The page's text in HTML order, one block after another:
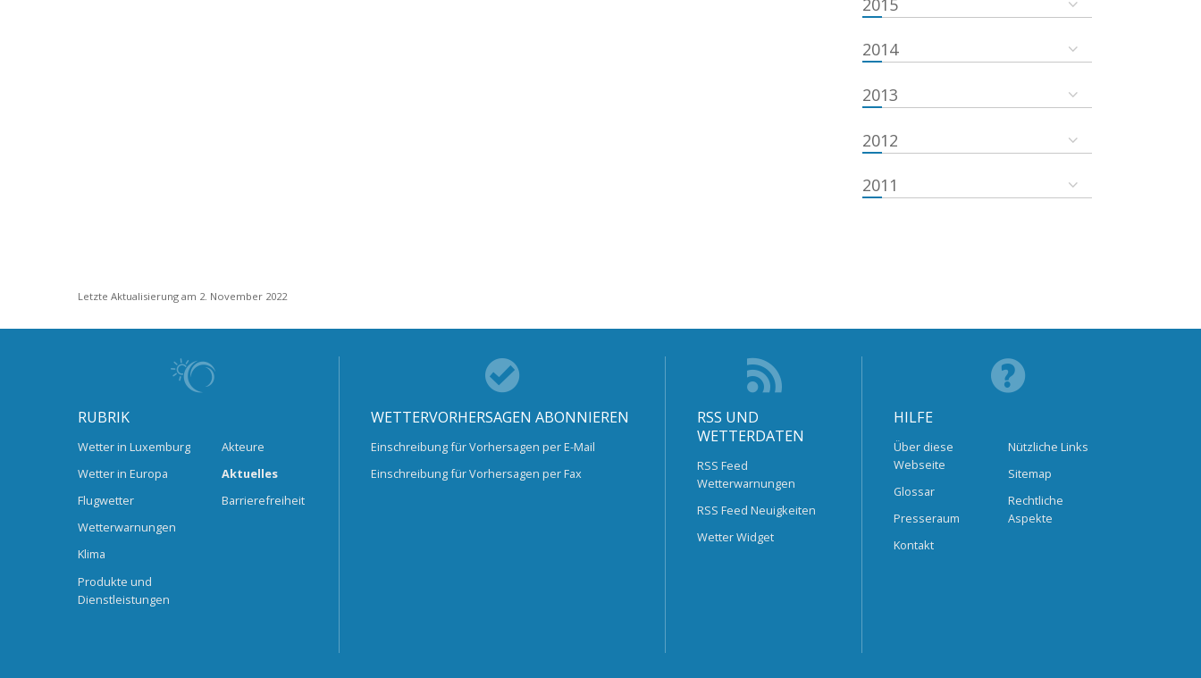
2015
2014
2013
2012
2011
Letzte Aktualisierung am 2. November 2022
RUBRIK
Wetter in Luxemburg
Wetter in Europa
Flugwetter
Wetterwarnungen
Klima
Produkte und
Dienstleistungen
Akteure
Aktuelles
Barrierefreiheit
WETTERVORHERSAGEN ABONNIEREN
Einschreibung für Vorhersagen per E-Mail
Einschreibung für Vorhersagen per Fax
RSS UND
WETTERDATEN
RSS Feed
Wetterwarnungen
RSS Feed Neuigkeiten
Wetter Widget
HILFE
Über diese
Webseite
Glossar
Presseraum
Kontakt
Nützliche Links
Sitemap
Rechtliche
Aspekte